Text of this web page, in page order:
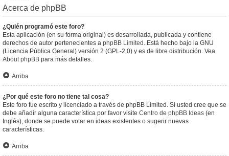
Acerca de phpBB
¿Quién programó este foro?
Esta aplicación (en su forma original) es desarrollada, publicada y contiene
derechos de autor pertenecientes a phpBB Limited . Está hecho bajo la GNU
(Licencia Pública General) versión 2 (GPL-2.0) y es de libre distribución. Vea
About phpBB para más detalles.
Arriba
¿Por qué este foro no tiene tal cosa?
Este foro fue escrito y licenciado a través de phpBB Limited. Si usted cree que se
debe añadir alguna característica por favor visite Centro de phpBB Ideas (en
Inglés), donde se puede votar en ideas existentes o sugerir nuevas
características.
Arriba